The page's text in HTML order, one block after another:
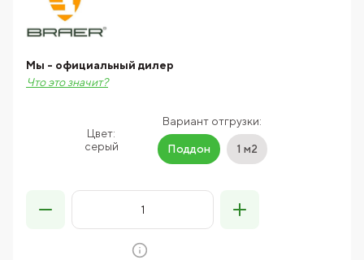
Цвет:
серый
Вариант отгрузки:
Поддон 1 м2
Мы - официальный дилер
Что это значит?